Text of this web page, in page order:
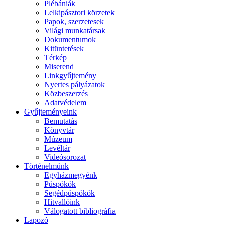
Plébániák
Lelkipásztori körzetek
Papok, szerzetesek
Világi munkatársak
Dokumentumok
Kitüntetések
Térkép
Miserend
Linkgyűjtemény
Nyertes pályázatok
Közbeszerzés
Adatvédelem
Gyűjteményeink
Bemutatás
Könyvtár
Múzeum
Levéltár
Videósorozat
Történelmünk
Egyházmegyénk
Püspökök
Segédpüspökök
Hitvallóink
Válogatott bibliográfia
Lapozó